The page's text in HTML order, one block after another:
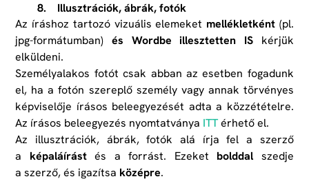
8. Illusztrációk, ábrák, fotók
Az íráshoz tartozó vizuális elemeket mellékletként(pl.
jpg-formátumban)és Wordbe illesztetten ISkérjük
elküldeni.
Személyalakos fotót csak abban az esetben fogadunk
el, ha a fotón szereplő személy vagy annak törvényes
képviselője írásos beleegyezését adta a közzétételre.
Az írásos beleegyezés nyomtatványa ITTérhető el.
Az illusztrációk, ábrák, fotók alá írja fel a szerző
a képaláírástés a forrást. Ezeket bolddal szedje
a szerző, és igazítsa középre.